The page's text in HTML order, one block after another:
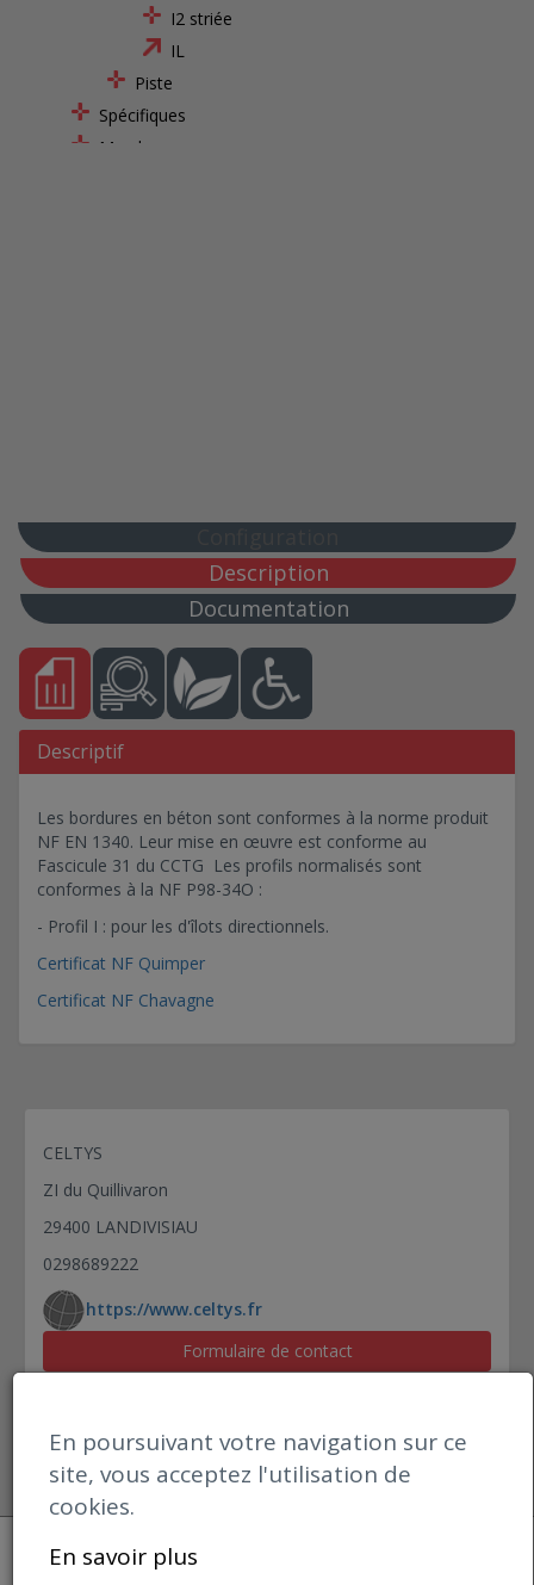
I2 striée
IL
Piste
Spécifiques
Marches
Description
Documentation
Descriptif
Les bordures en béton sont conformes à la norme produit
NF EN 1340. Leur mise en œuvre est conforme au
Fascicule 31 du CCTG Les profils normalisés sont
conformes à la NF P98-34O :
- Profil I : pour les d'îlots directionnels.
Certificat NF Quimper
Certificat NF Chavagne
CELTYS
ZI du Quillivaron
29400 LANDIVISIAU
0298689222
https://www.celtys.fr
Formulaire de contact
En poursuivant votre navigation sur ce
site, vous acceptez l'utilisation de
cookies.
En savoir plus
Mentions Légales